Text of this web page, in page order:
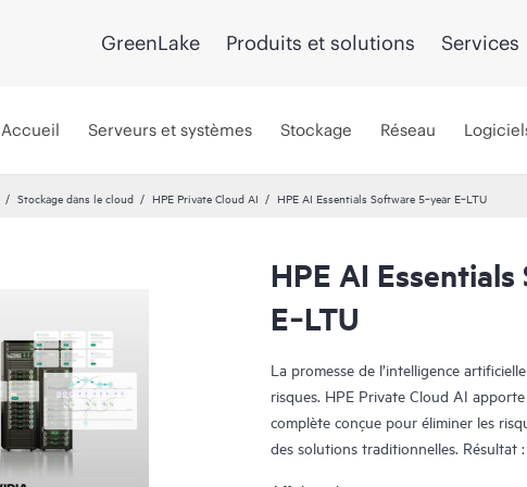
GreenLake Produits et solutions Services
Accueil Serveurs et systèmes Stockage Réseau
Stockage dans le cloud HPE Private Cloud AI HPE AI Essentials Software 5‑year E‑LTU
HPE AI
E‑LTU
La promesse de l’intelligence
risques. HPE Private Cloud AI
complète conçue pour éliminer les
des solutions traditionnelles. Résultat